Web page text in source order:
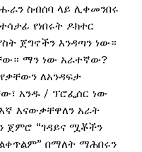
ስብሰባ ላይ ሊቀመንበሩ
የነበሩት ዶክተር
ጀግኖችን እንዳጣን ነው።
ማን ነው አራተኛው?
ለአንዳፍታ
አንዱ / ፕሮፌሰር ነው
እናውቃቸዋለን አራት
ጀምሮ “ገዳይና ሟቾችን
በማለት ማሕበሩን